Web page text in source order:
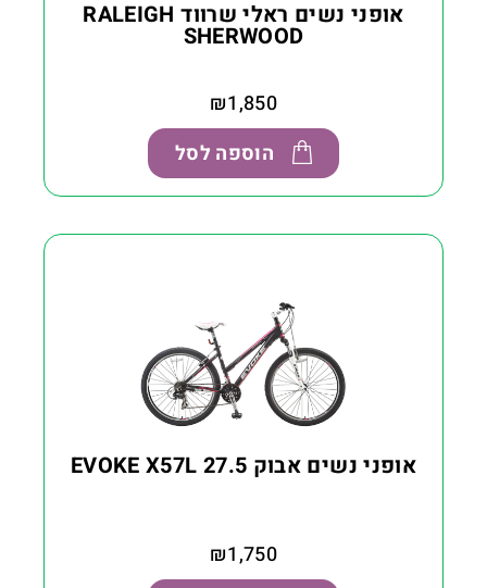
אופני נשים ראלי שרווד RALEIGH
SHERWOOD
₪1,850
הוספה לסל
אופני נשים אבוק EVOKE X57L 27.5
₪1,750